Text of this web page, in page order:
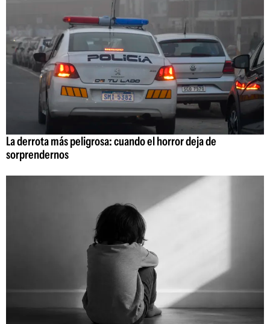
La derrota más peligrosa: cuando el horror deja de
sorprendernos